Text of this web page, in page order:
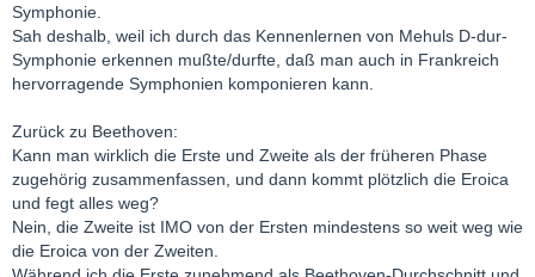
Symphonie.
Sah deshalb, weil ich durch das Kennenlernen von Mehuls D-dur-
Symphonie erkennen mußte/durfte, daß man auch in Frankreich
hervorragende Symphonien komponieren kann.
Zurück zu Beethoven:
Kann man wirklich die Erste und Zweite als der früheren Phase
zugehörig zusammenfassen, und dann kommt plötzlich die Eroica
und fegt alles weg?
Nein, die Zweite ist IMO von der Ersten mindestens so weit weg wie
die Eroica von der Zweiten.